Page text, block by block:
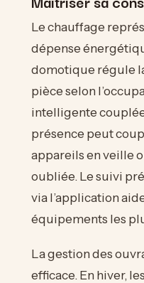
Le chauffage
dépense
domotique régule
pièce selon
intelligente
présence peut
appareils en veille
oubliée. Le suivi
via l’application
équipements les
La gestion des
efficace. En hiver,